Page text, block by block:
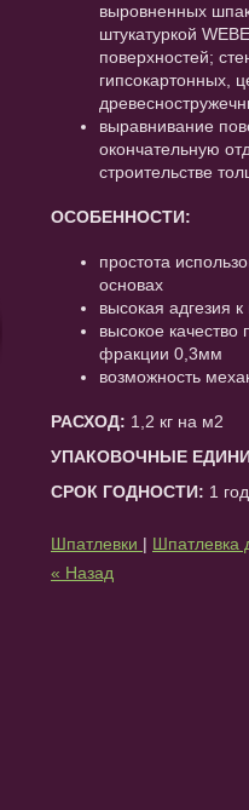
выровненных
штукатуркой
поверхностей;
гипсокартонных,
выравнивание
окончательную
строительстве
ОСОБЕННОСТИ:
простота
основах
высокая адгезия
высокое
фракции 0,3мм
возможность
РАСХОД: 1,2 кг на м2
УПАКОВОЧНЫЕ
СРОК ГОДНОСТИ: 1
Шпатлевки | Шпатлевка
« Назад